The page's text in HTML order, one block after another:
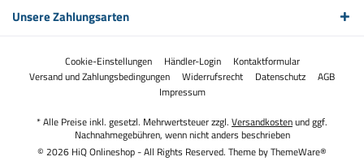
Unsere Zahlungsarten
Cookie-Einstellungen Händler-Login
Kontaktformular
Versand und Zahlungsbedingungen
Widerrufsrecht Datenschutz
AGB
Impressum
* Alle Preise inkl. gesetzl. Mehrwertsteuer zzgl. Versandkostenund ggf.
Nachnahmegebühren, wenn nicht anders beschrieben
© 2026 HiQ Onlineshop - All Rights Reserved. Theme byThemeWare®